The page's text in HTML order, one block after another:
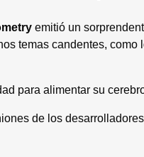
emitió un
temas candentes,
para alimentar su
de los